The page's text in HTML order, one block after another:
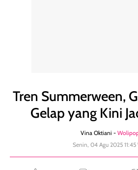
Tren Summerween,
Gelap yang Kini
Vina Oktiani -
Senin, 04 Agu 2025 11:45